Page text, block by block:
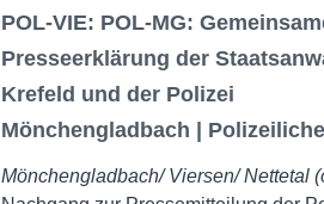
POL-VIE: POL-MG:
Presseerklärung der
Krefeld und der Polizei
Mönchengladbach |
Mönchengladbach/ Viersen/ Nettetal